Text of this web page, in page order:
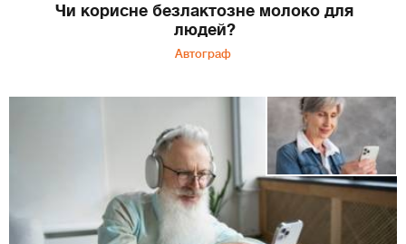
Чи корисне безлактозне молоко для
людей?
Автограф